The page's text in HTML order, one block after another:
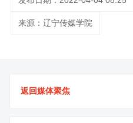
来源：辽宁传媒学院
返回媒体聚焦